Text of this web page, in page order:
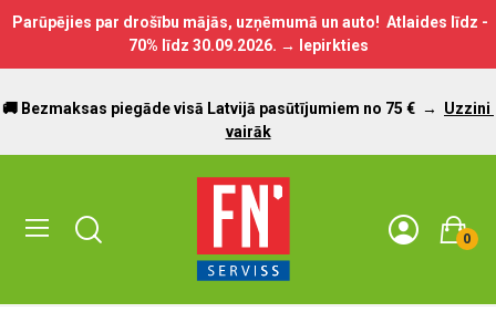
Parūpējies par drošību mājās, uzņēmumā un auto! Atlaides līdz -
70% līdz 30.09.2026. → Iepirkties
🚚 Bezmaksas piegāde visā Latvijā pasūtījumiem no 75 € → Uzzini
vairāk
0